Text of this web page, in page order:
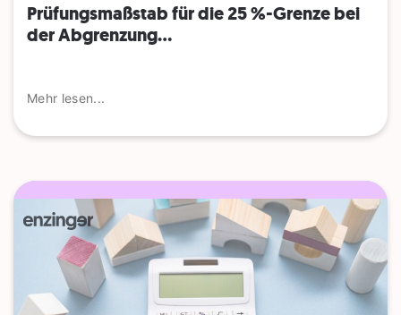
Prüfungsmaßstab für die 25 %-Grenze bei
der Abgrenzung...
Mehr lesen...